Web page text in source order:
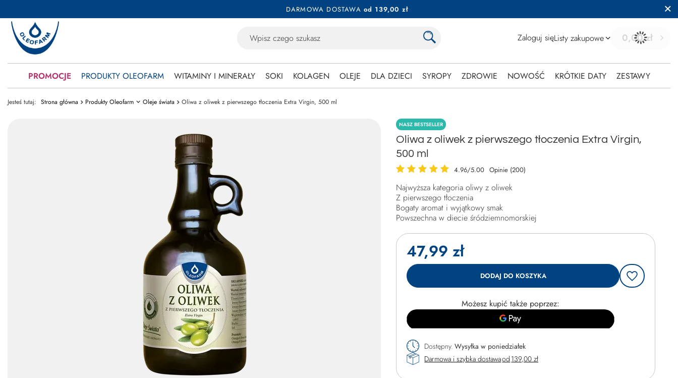
DARMOWA DOSTAWA od 139,00 zł
Zaloguj sięListy zakupowe 0,00 zł
PROMOCJE PRODUKTY OLEOFARM WITAMINY I MINERAŁY SOKI KOLAGEN OLEJE DLA DZIECI SYROPY ZDROWIE NOWOŚĆ KRÓTKIE DATY ZESTAWY
Jesteś tutaj: Strona główna Produkty Oleofarm Oleje świata Oliwa z oliwek z pierwszego tłoczenia Extra Virgin, 500 ml
NASZ BESTSELLER
Oliwa z oliwek z pierwszego tłoczenia Extra Virgin,
500 ml
4.96/5.00 Opinie (200)
Najwyższa kategoria oliwy z oliwek
Z pierwszego tłoczenia
Bogaty aromat i wyjątkowy smak
Powszechna w diecie śródziemnomorskiej
47,99 zł
DODAJ DO KOSZYKA
Możesz kupić także poprzez:
Dostępny Wysyłkaw poniedziałek
Darmowa i szybka dostawaod 139,00 zł